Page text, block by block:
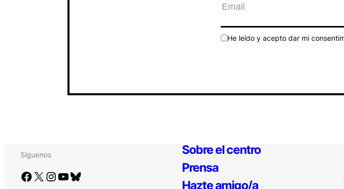
He leído y acepto dar mi
Síguenos
Facebook X Instagram YouTube Bluesky
Sobre el centro
Prensa
Hazte amigo/a